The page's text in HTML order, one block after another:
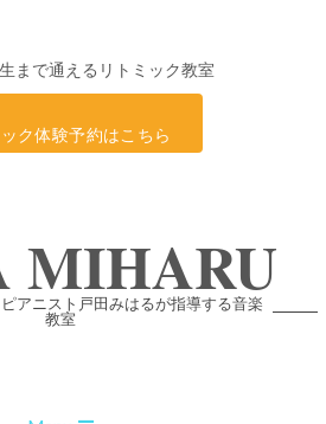
まで通えるリトミック教室
ク体験予約はこちら
MIHARU
アニスト戸田みはるが指導する音楽
教室